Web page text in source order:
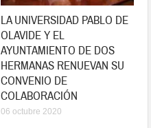
LA UNIVERSIDAD PABLO DE
OLAVIDE Y EL
AYUNTAMIENTO DE DOS
HERMANAS RENUEVAN SU
CONVENIO DE
COLABORACIÓN
06 octubre 2020